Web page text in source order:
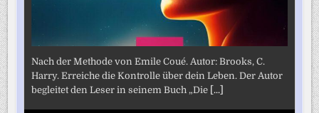
Nach der Methode von Emile Coué. Autor: Brooks, C.
Harry. Erreiche die Kontrolle über dein Leben. Der Autor
begleitet den Leser in seinem Buch „Die [...]